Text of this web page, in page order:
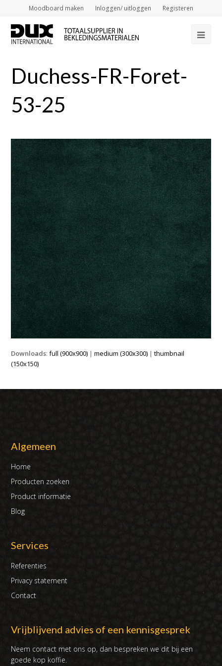
Moodboard maken Inloggen/ uitloggen Registeren
Duchess-FR-Foret-
53-25
Downloads:full (900x900) |medium (300x300) |thumbnail
(150x150)
Algemeen
Home
Producten zoeken
Product informatie
Blog
Services
Referenties
Privacy statement
Contact
Vrijblijvend advies of een kennisgesprek
Neem contact met ons op, dan bespreken we dit bij een
goede kop koffie.